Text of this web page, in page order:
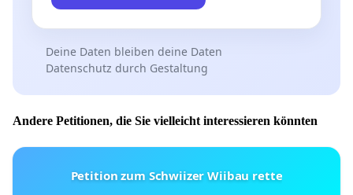
Deine Daten bleiben deine Daten
Datenschutz durch Gestaltung
Andere Petitionen, die Sie vielleicht interessieren könnten
Petition zum Schwiizer Wiibau rette